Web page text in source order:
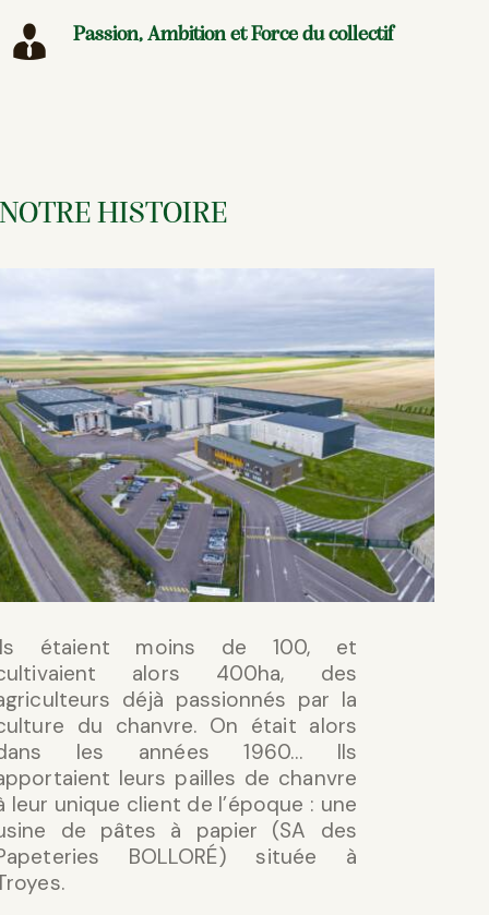
Passion, Ambition et Force du collectif
NOTRE HISTOIRE
étaient moins de 100, et
alors 400ha, des
déjà passionnés par la
du chanvre. On était alors
les années 1960… Ils
leurs pailles de chanvre
leur unique client de l’époque : une
de pâtes à papier (SA des
BOLLORÉ) située à